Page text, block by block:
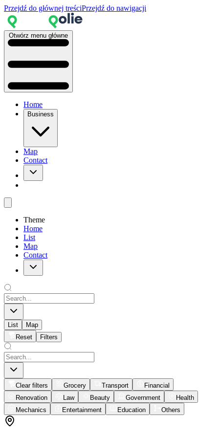
Przejdź do głównej treściPrzejdź do nawigacji
Otwórz menu główne
Home
Business
Map
Contact
Theme
Home
List
Map
Contact
List
Map
Reset
Filters
Clear filters Grocery Transport
Financial
Renovation
Law Beauty Government
Health
Mechanics
Entertainment Education Others